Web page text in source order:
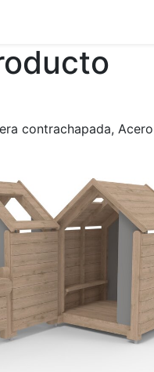
contrachapada,